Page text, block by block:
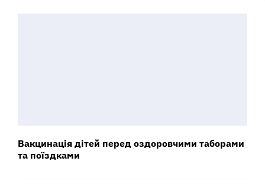
Вакцинація дітей перед оздоровчими таборами
та поїздками